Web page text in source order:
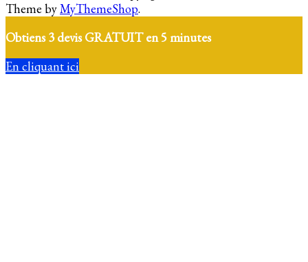
Theme byMyThemeShop.
Obtiens 3 devis GRATUIT en 5 minutes
En cliquant ici